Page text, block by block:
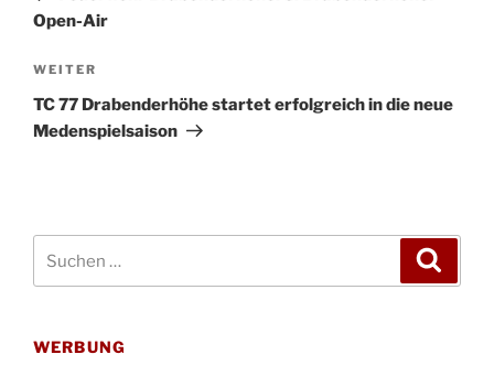
Open-Air
Nächster
Beitrag
WEITER
TC 77 Drabenderhöhe startet erfolgreich in die neue
Medenspielsaison
WERBUNG